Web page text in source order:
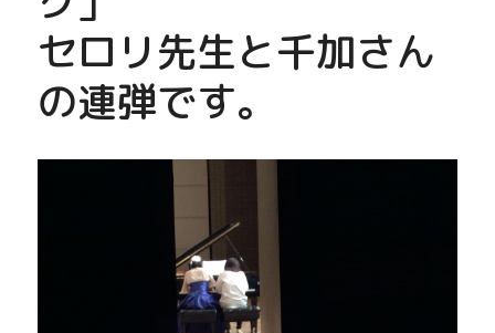
セロリ先生と千加さん
の連弾です。